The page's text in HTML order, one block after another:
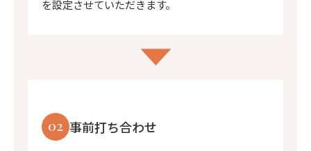
を設定させていただきます。
02 事前打ち合わせ